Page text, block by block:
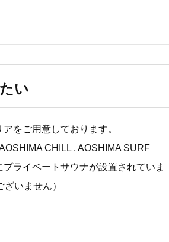
い
をご用意しております。
CHILL , AOSHIMA SURF
ライベートサウナが設置されていま
いません）